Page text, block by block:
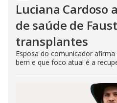
Luciana Cardoso
de saúde de
transplantes
Esposa do comunicador
bem e que foco atual é a